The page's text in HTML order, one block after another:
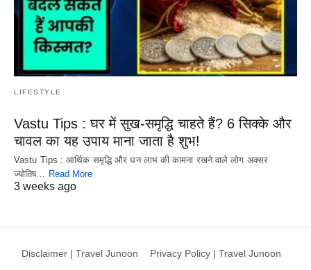
LIFESTYLE
Vastu Tips : घर में सुख-समृद्धि चाहते हैं? 6 सिक्के और
चावल का यह उपाय माना जाता है शुभ!
Vastu Tips : आर्थिक समृद्धि और धन लाभ की कामना रखने वाले लोग अक्सर
ज्योतिष… Read More
3 weeks ago
Disclaimer | Travel Junoon Privacy Policy | Travel Junoon